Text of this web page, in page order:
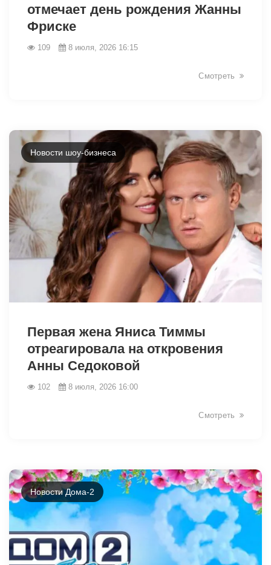
отмечает день рождения Жанны
Фриске
109 8 июля, 2026 16:15
Смотреть
Новости шоу-бизнеса
Первая жена Яниса Тиммы
отреагировала на откровения
Анны Седоковой
102 8 июля, 2026 16:00
Смотреть
Новости Дома-2